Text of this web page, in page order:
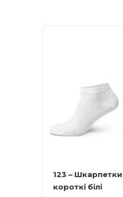
123 – Шкарпетки
короткі білі